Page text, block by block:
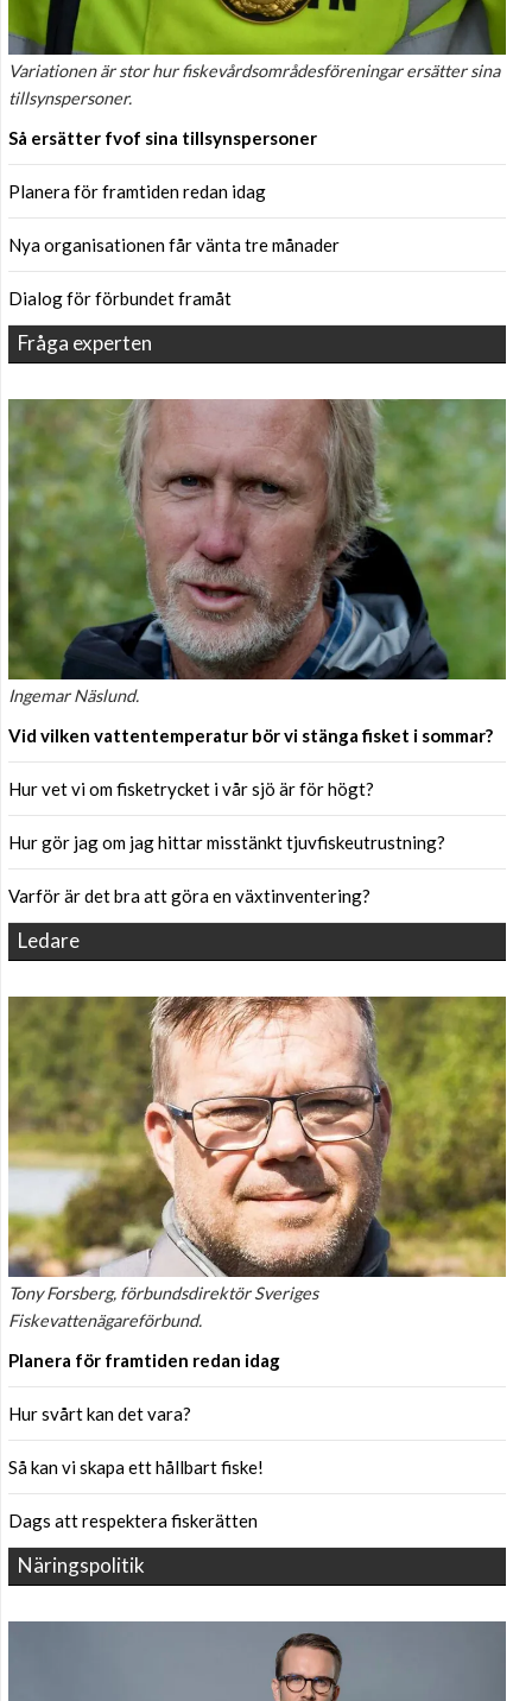
Variationen är stor hur fiskevårdsområdesföreningar ersätter sina
tillsynspersoner.
Så ersätter fvof sina tillsynspersoner
Planera för framtiden redan idag
Nya organisationen får vänta tre månader
Dialog för förbundet framåt
Fråga experten
Ingemar Näslund.
Vid vilken vattentemperatur bör vi stänga fisket i sommar?
Hur vet vi om fisketrycket i vår sjö är för högt?
Hur gör jag om jag hittar misstänkt tjuvfiskeutrustning?
Varför är det bra att göra en växtinventering?
Ledare
Tony Forsberg, förbundsdirektör Sveriges
Fiskevattenägareförbund.
Planera för framtiden redan idag
Hur svårt kan det vara?
Så kan vi skapa ett hållbart fiske!
Dags att respektera fiskerätten
Näringspolitik